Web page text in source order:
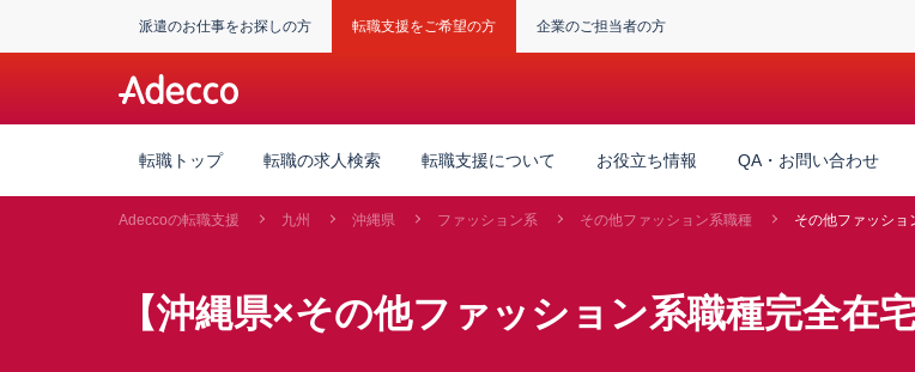
派遣のお仕事をお探しの方 転職支援をご希望の方 企業のご担当者の方
転職トップ 転職の求人検索 転職支援について お役立ち情報 QA・お問い合わせ
Adeccoの転職支援 九州 沖縄県 ファッション系 その他ファッション系職種 その他ファッショ
【沖縄県×その他ファッション系職種完全在